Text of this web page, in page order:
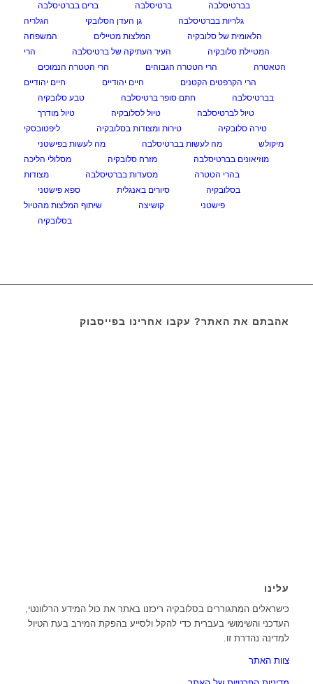
בברטיסלבה
ברטיסלבה
ברים בברטיסלבה
גלריות בברטיסלבה
גן העדן הסלובקי
הגלריה
הלאומית של סלובקיה
המלצות מטיילים
המשפחה
המטיילת סלובקיה
העיר העתיקה של ברטיסלבה
הרי
הטאטרה
הרי הטטרה הגבוהים
הרי הטטרה הנמוכים
הרי הקרפטים הקטנים
חיים יהודיים
חיים יהודיים
בברטיסלבה
חתם סופר ברטיסלבה
טבע סלובקיה
טיול לברטיסלבה
טיול לסלובקיה
טיול מודרך
טירה סלובקיה
טירות ומצודות בסלובקיה
ליפטובסקי
מיקולש
מה לעשות בברטיסלבה
מה לעשות בפישטני
מוזיאונים בברטיסלבה
מזרח סלובקיה
מסלולי הליכה
בהרי הטטרה
מסעדות בברטיסלבה
מצודות
בסלובקיה
סיורים באנגלית
ספא פישטני
פישטני
קושיצה
שיתוף המלצות מהטיול
בסלובקיה
אהבתם את האתר? עקבו אחרינו בפייסבוק
עלינו
כישראלים המתגוררים בסלובקיה ריכזנו באתר את כול המידע הרלוונטי,
העדכני והשימושי בעברית כדי להקל ולסייע בהפקת המירב בעת הטיול
למדינה נהדרת זו.
צוות האתר